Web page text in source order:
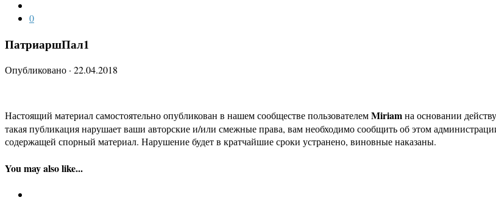
0
ПатриаршПал1
Опубликовано · 22.04.2018
Настоящий материал самостоятельно опубликован в нашем сообществе пользователемMiriamна основании
такая публикация нарушает ваши авторские и/или смежные права, вам необходимо сообщить об этом
содержащей спорный материал. Нарушение будет в кратчайшие сроки устранено, виновные наказаны.
You may also like...